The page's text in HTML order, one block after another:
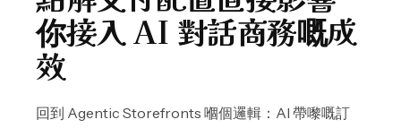
你接入 AI 對話商務嘅成
效
回到 Agentic Storefronts 嗰個邏輯：AI 帶嚟嘅訂